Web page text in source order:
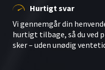
Hurtigt svar
Vi gennemgår din
hurtigt tilbage, så du ved
sker – uden unødig